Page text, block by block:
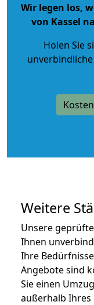
Wir legen los,
von Kassel
Holen Sie
Weitere
Unsere
Ihnen
Ihre
Angebote sind
Sie einen
außerhalb Ihres